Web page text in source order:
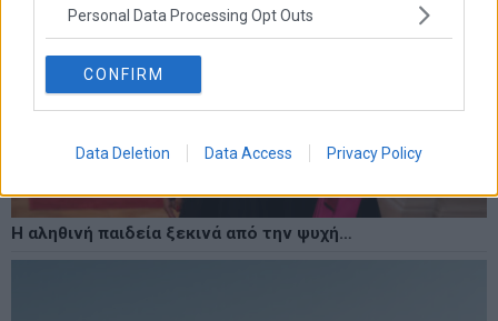
Personal Data Processing Opt Outs
CONFIRM
Data Deletion Data Access Privacy Policy
Η αληθινή παιδεία ξεκινά από την ψυχή…